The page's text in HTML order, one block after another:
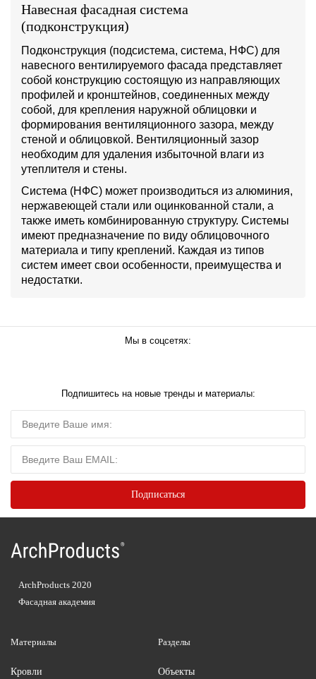
Навесная фасадная система
(подконструкция)
Подконструкция (подсистема, система, НФС) для
навесного вентилируемого фасада представляет
собой конструкцию состоящую из направляющих
профилей и кронштейнов, соединенных между
собой, для крепления наружной облицовки и
формирования вентиляционного зазора, между
стеной и облицовкой. Вентиляционный зазор
необходим для удаления избыточной влаги из
утеплителя и стены.
Система (НФС) может производиться из алюминия,
нержавеющей стали или оцинкованной стали, а
также иметь комбинированную структуру. Системы
имеют предназначение по виду облицовочного
материала и типу креплений. Каждая из типов
систем имеет свои особенности, преимущества и
недостатки.
Мы в соцсетях:
Подпишитесь на новые тренды и материалы:
Материалы
Кровли
Разделы
Объекты
ArchProducts 2020
Фасадная академия